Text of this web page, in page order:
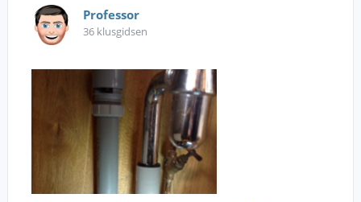
Professor
36 klusgidsen